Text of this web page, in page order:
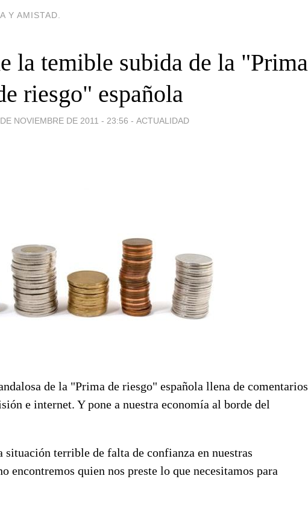
Y AMISTAD.
la temible subida de la "Prima
riesgo" española
NOVIEMBRE DE 2011 - 23:56 - ACTUALIDAD
de la "Prima de riesgo" española llena de comentarios
e internet. Y pone a nuestra economía al borde del
situación terrible de falta de confianza en nuestras
encontremos quien nos preste lo que necesitamos para